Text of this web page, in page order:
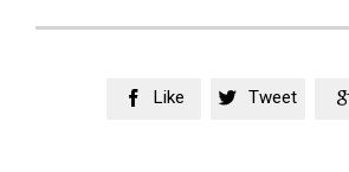
 Like  Tweet